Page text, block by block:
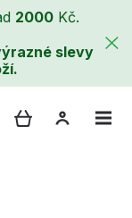
2000 Kč.
slevy